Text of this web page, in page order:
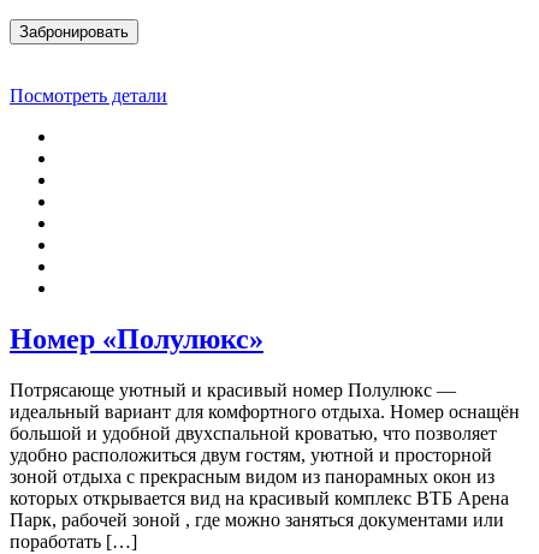
Забронировать
Посмотреть детали
Номер «Полулюкс»
Потрясающе уютный и красивый номер Полулюкс —
идеальный вариант для комфортного отдыха. Номер оснащён
большой и удобной двухспальной кроватью, что позволяет
удобно расположиться двум гостям, уютной и просторной
зоной отдыха с прекрасным видом из панорамных окон из
которых открывается вид на красивый комплекс ВТБ Арена
Парк, рабочей зоной , где можно заняться документами или
поработать […]